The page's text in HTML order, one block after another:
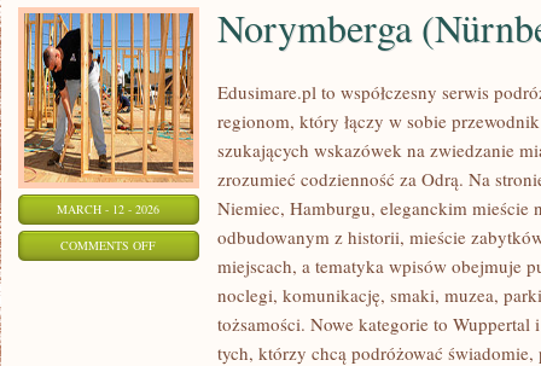
MARCH - 12 - 2026
COMMENTS OFFON
NORYMBERGA
(NÜRNBERG/NUREMBERG)
Norymberga
Edusimare.pl to współczesny serwis
regionom, który łączy w sobie
szukających wskazówek na zwiedzanie
zrozumieć codzienność za Odrą. Na
Niemiec, Hamburgu, eleganckim mieście
odbudowanym z historii, mieście
miejscach, a tematyka wpisów obejmuje
noclegi, komunikację, smaki, muzea,
tożsamości. Nowe kategorie to Wuppertal
tych, którzy chcą podróżować